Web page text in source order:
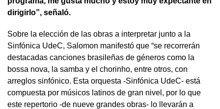
dirigirlo”, señaló.
Sobre la elección de las obras a interpretar junto a la
Sinfónica UdeC, Salomon manifestó que “se recorrerán
destacadas canciones brasileñas de géneros como la
bossa nova, la samba y el chorinho, entre otros, con
arreglos sinfónico. Esta orquesta -Sinfónica UdeC- está
compuesta por músicos latinos de gran nivel, por lo que
este repertorio -de nueve grandes obras- lo llevarán a